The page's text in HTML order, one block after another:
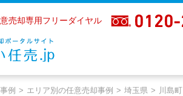
売却専用フリーダイヤル
例 エリア別の任意売却事例 埼玉県 川島町